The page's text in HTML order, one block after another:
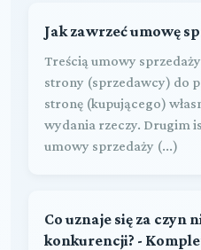
Jak zawrzeć umowę
Treścią umowy
strony (sprzedawcy) do
stronę (kupującego)
wydania rzeczy. Drugim
umowy sprzedaży (...)
Co uznaje się za czyn
konkurencji? -